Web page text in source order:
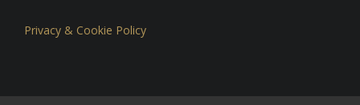
Privacy & Cookie Policy